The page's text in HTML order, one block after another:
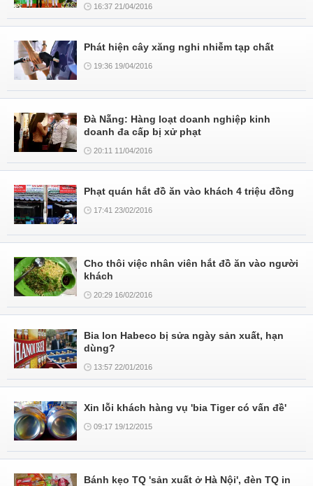
16:37 21/04/2016
Phát hiện cây xăng nghi nhiễm tạp chất
19:36 19/04/2016
Đà Nẵng: Hàng loạt doanh nghiệp kinh
doanh đa cấp bị xử phạt
20:11 11/04/2016
Phạt quán hắt đồ ăn vào khách 4 triệu đồng
17:41 23/02/2016
Cho thôi việc nhân viên hắt đồ ăn vào người
khách
20:29 16/02/2016
Bia lon Habeco bị sửa ngày sản xuất, hạn
dùng?
13:57 22/01/2016
Xin lỗi khách hàng vụ 'bia Tiger có vấn đề'
09:17 19/12/2015
Bánh kẹo TQ 'sản xuất ở Hà Nội', đèn TQ in